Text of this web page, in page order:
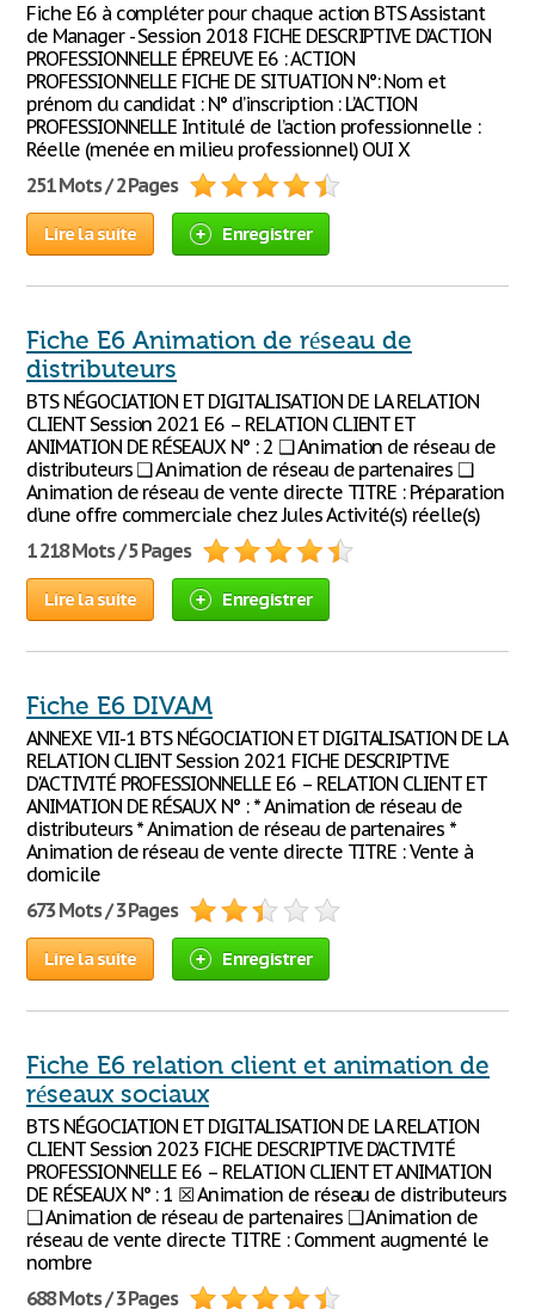
Fiche E6 à compléter pour chaque action BTS Assistant
de Manager - Session 2018 FICHE DESCRIPTIVE D’ACTION
PROFESSIONNELLE ÉPREUVE E6 : ACTION
PROFESSIONNELLE FICHE DE SITUATION N°: Nom et
prénom du candidat : N° d’inscription : L’ACTION
PROFESSIONNELLE Intitulé de l’action professionnelle :
Réelle (menée en milieu professionnel) OUI X
251 Mots / 2 Pages
Lire la suite Enregistrer
Fiche E6 Animation de réseau de
distributeurs
BTS NÉGOCIATION ET DIGITALISATION DE LA RELATION
CLIENT Session 2021 E6 – RELATION CLIENT ET
ANIMATION DE RÉSEAUX N° : 2 ❑ Animation de réseau de
distributeurs ❑ Animation de réseau de partenaires ❑
Animation de réseau de vente directe TITRE : Préparation
d’une offre commerciale chez Jules Activité(s) réelle(s)
1 218 Mots / 5 Pages
Lire la suite Enregistrer
Fiche E6 DIVAM
ANNEXE VII-1 BTS NÉGOCIATION ET DIGITALISATION DE LA
RELATION CLIENT Session 2021 FICHE DESCRIPTIVE
D'ACTIVITÉ PROFESSIONNELLE E6 – RELATION CLIENT ET
ANIMATION DE RÉSAUX N° : * Animation de réseau de
distributeurs * Animation de réseau de partenaires *
Animation de réseau de vente directe TITRE : Vente à
domicile
673 Mots / 3 Pages
Lire la suite Enregistrer
Fiche E6 relation client et animation de
réseaux sociaux
BTS NÉGOCIATION ET DIGITALISATION DE LA RELATION
CLIENT Session 2023 FICHE DESCRIPTIVE D’ACTIVITÉ
PROFESSIONNELLE E6 – RELATION CLIENT ET ANIMATION
DE RÉSEAUX N° : 1 ☒ Animation de réseau de distributeurs
❑ Animation de réseau de partenaires ❑ Animation de
réseau de vente directe TITRE : Comment augmenté le
nombre
688 Mots / 3 Pages